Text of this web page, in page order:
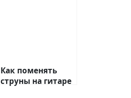
Как поменять
струны на гитаре